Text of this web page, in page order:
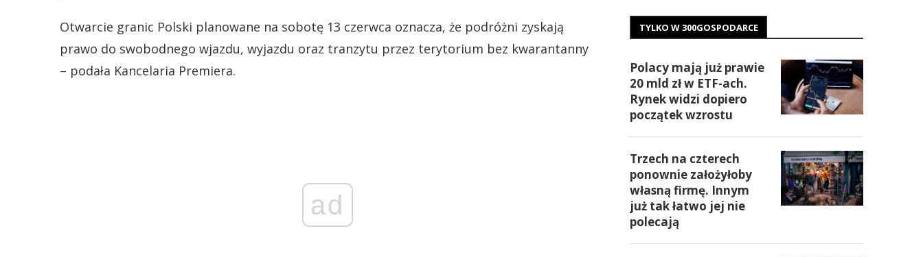
Otwarcie granic Polski planowane na sobotę 13 czerwca oznacza, że podróżni zyskają
prawo do swobodnego wjazdu, wyjazdu oraz tranzytu przez terytorium bez kwarantanny
– podała Kancelaria Premiera.
ad
TYLKO W 300GOSPODARCE
Polacy mają już prawie
20 mld zł w ETF-ach.
Rynek widzi dopiero
początek wzrostu
Trzech na czterech
ponownie założyłoby
własną firmę. Innym
już tak łatwo jej nie
polecają